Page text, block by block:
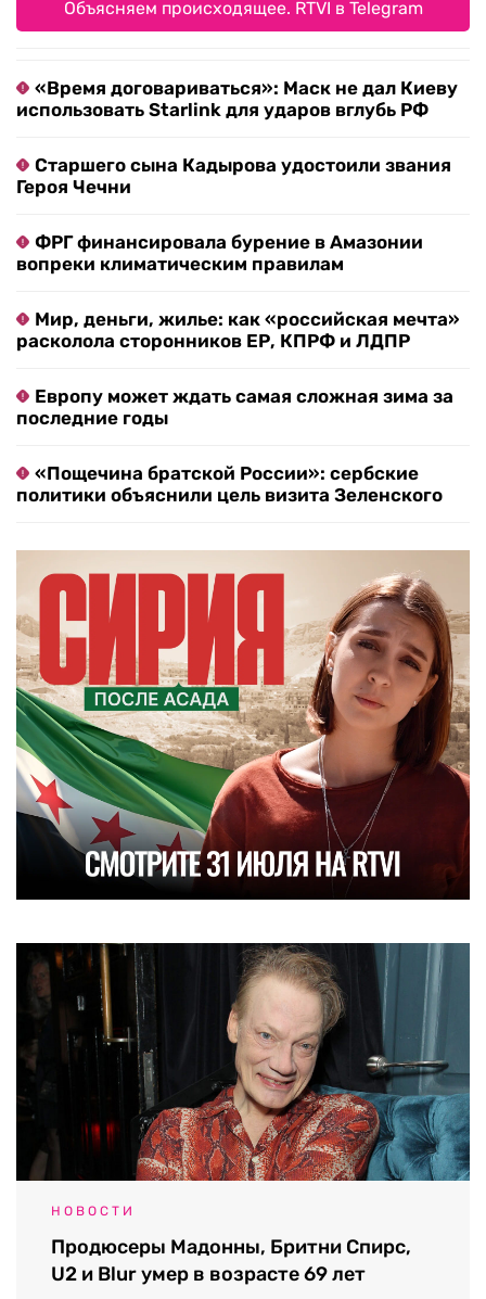
Объясняем происходящее. RTVI в Telegram
«Время договариваться»: Маск не дал Киеву
использовать Starlink для ударов вглубь РФ
Старшего сына Кадырова удостоили звания
Героя Чечни
ФРГ финансировала бурение в Амазонии
вопреки климатическим правилам
Мир, деньги, жилье: как «российская мечта»
расколола сторонников ЕР, КПРФ и ЛДПР
Европу может ждать самая сложная зима за
последние годы
«Пощечина братской России»: сербские
политики объяснили цель визита Зеленского
НОВОСТИ
Продюсеры Мадонны, Бритни Спирс,
U2 и Blur умер в возрасте 69 лет